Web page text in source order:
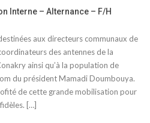
Interne – Alternance – F/H
aux directeurs communaux de
des antennes de la
ainsi qu’à la population de
du président Mamadi Doumbouya.
de cette grande mobilisation pour
[…]